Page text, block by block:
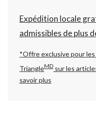
Expédition locale
admissibles de plus
*Offre exclusive pour
TriangleMD sur les
savoir plus